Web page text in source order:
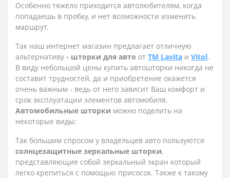
Особенно тяжело приходится автолюбителям, когда
попадаешь в пробку, и нет возможности изменить
маршрут.
Так наш интернет магазин предлагает отличную
альтернативу - шторки для авто от TM Lavita и Vitol.
В виду небольшой цены купить автошторки никогда не
составит трудностей, да и приобретение окажется
очень важным - ведь от него зависит Ваш комфорт и
срок эксплуатации элементов автомобиля.
Автомобильные шторки можно поделить на
некоторые виды:
Так большим спросом у владельцев авто пользуются
солнцезащитные зеркальные шторки,
представляющие собой зеркальный экран который
легко крепиться с помощью присосок. Также к такому